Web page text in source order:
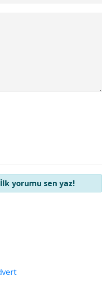
İlk yorumu sen yaz!